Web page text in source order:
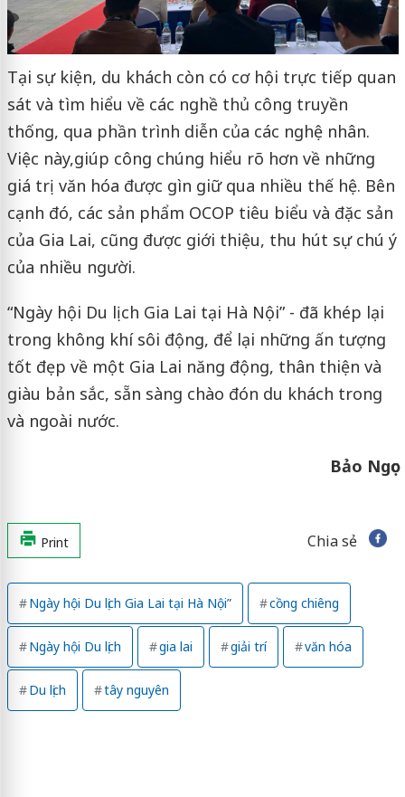
Tại sự kiện, du khách còn có cơ hội trực tiếp quan
sát và tìm hiểu về các nghề thủ công truyền
thống, qua phần trình diễn của các nghệ nhân.
Việc này,giúp công chúng hiểu rõ hơn về những
giá trị văn hóa được gìn giữ qua nhiều thế hệ. Bên
cạnh đó, các sản phẩm OCOP tiêu biểu và đặc sản
của Gia Lai, cũng được giới thiệu, thu hút sự chú ý
của nhiều người.
“Ngày hội Du lịch Gia Lai tại Hà Nội” - đã khép lại
trong không khí sôi động, để lại những ấn tượng
tốt đẹp về một Gia Lai năng động, thân thiện và
giàu bản sắc, sẵn sàng chào đón du khách trong
và ngoài nước.
Bảo Ngọc
Print Chia sẻ
Ngày hội Du lịch Gia Lai tại Hà Nội” cồng chiêng
Ngày hội Du lịch gia lai giải trí văn hóa
Du lịch tây nguyên